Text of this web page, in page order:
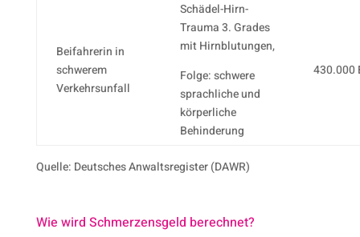
Beifahrerin in
schwerem
Verkehrsunfall
Schädel-Hirn-
Trauma 3. Grades
mit Hirnblutungen,
Folge: schwere
sprachliche und
körperliche
Behinderung
430.000
Quelle: Deutsches Anwaltsregister (DAWR)
Wie wird Schmerzensgeld berechnet?